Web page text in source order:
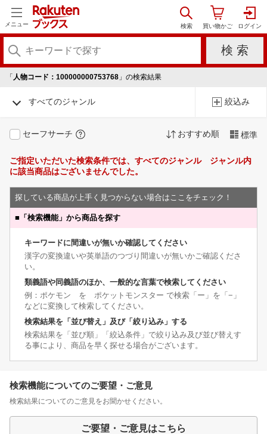
メニュー
「 人物コード：100000000753768 」の検索結果
すべてのジャンル 絞込み
セーフサーチ おすすめ順 標準
ご指定いただいた検索条件では、すべてのジャンル ジャンル内
に該当商品はございませんでした。
探している商品が上手く見つからない場合はここをチェック！
■ 「検索機能」から商品を探す
キーワードに間違いが無いか確認してください
漢字の変換違いや英単語のつづり間違いが無いかご確認くださ
い。
類義語や同義語のほか、一般的な言葉で検索してください
例：ポケモン を ポケットモンスター で検索「ー」を「−」
などに変換して検索してください。
検索結果を「並び替え」及び「絞り込み」する
検索結果を「並び順」「絞込条件」で絞り込み及び並び替えす
る事により、商品を早く探せる場合がございます。
検索機能についてのご要望・ご意見
検索結果についてのご意見をお聞かせください。
ご要望・ご意見はこちら